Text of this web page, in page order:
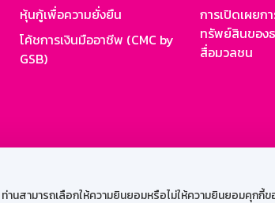
สามารถเลือกให้ความยินยอมหรือไม่ให้ความยินยอมคุกกี้ข
หุ้นกู้เพื่อความยั่งยืน
โค้ชการเงินมืออาชีพ (CMC by
GSB)
การเปิดเผยก
ทรัพย์สินของ
สื่อมวลชน